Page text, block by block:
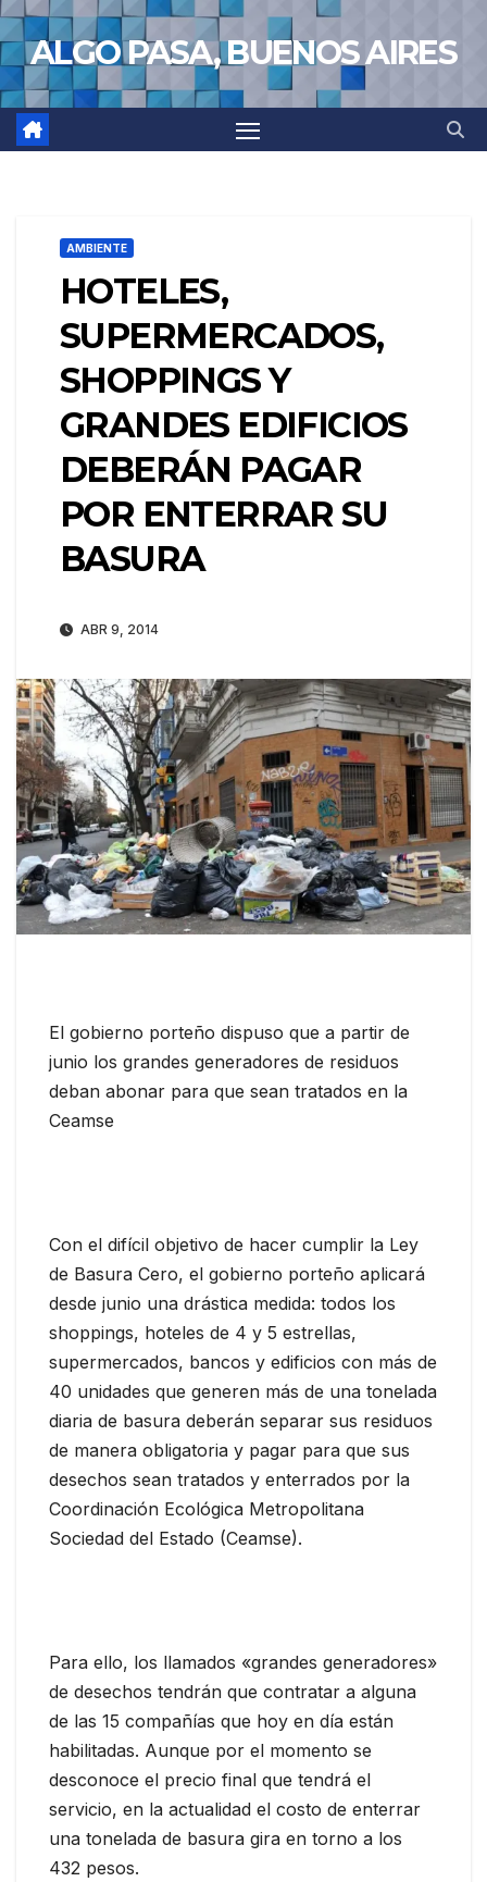
Saltar
al
contenido
ALGO PASA, BUENOS AIRES
AMBIENTE
HOTELES,
SUPERMERCADOS,
SHOPPINGS Y
GRANDES EDIFICIOS
DEBERÁN PAGAR
POR ENTERRAR SU
BASURA
ABR 9, 2014
El gobierno porteño dispuso que a partir de
junio los grandes generadores de residuos
deban abonar para que sean tratados en la
Ceamse
Con el difícil objetivo de hacer cumplir la Ley
de Basura Cero, el gobierno porteño aplicará
desde junio una drástica medida: todos los
shoppings, hoteles de 4 y 5 estrellas,
supermercados, bancos y edificios con más de
40 unidades que generen más de una tonelada
diaria de basura deberán separar sus residuos
de manera obligatoria y pagar para que sus
desechos sean tratados y enterrados por la
Coordinación Ecológica Metropolitana
Sociedad del Estado (Ceamse).
Para ello, los llamados «grandes generadores»
de desechos tendrán que contratar a alguna
de las 15 compañías que hoy en día están
habilitadas. Aunque por el momento se
desconoce el precio final que tendrá el
servicio, en la actualidad el costo de enterrar
una tonelada de basura gira en torno a los
432 pesos.